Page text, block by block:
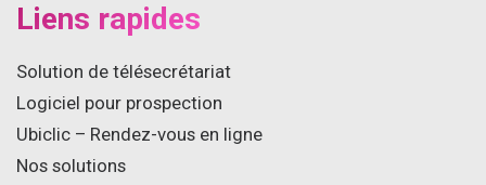
Liens rapides
Solution de télésecrétariat
Logiciel pour prospection
Ubiclic – Rendez-vous en ligne
Nos solutions